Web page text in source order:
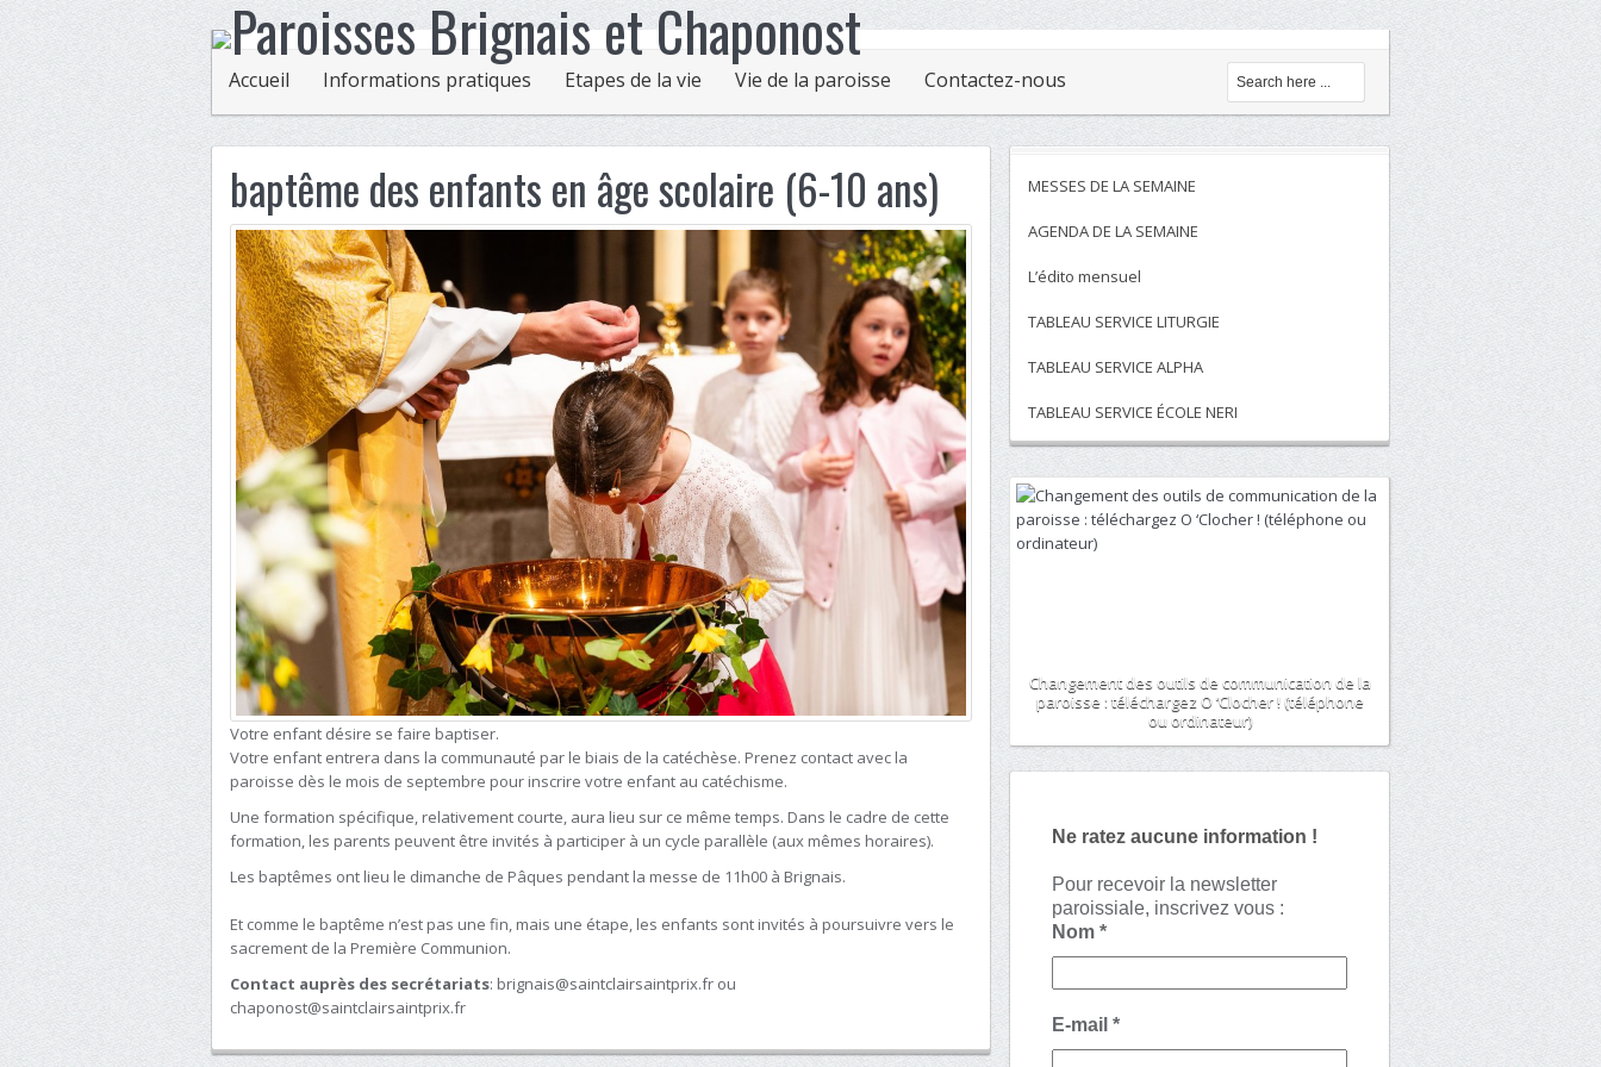
Accueil Informations pratiques Etapes de la vie Vie de la paroisse Contactez-nous
baptême des enfants en âge scolaire (6-10 ans)
Votre enfant désire se faire baptiser.
Votre enfant entrera dans la communauté par le biais de la catéchèse. Prenez contact avec la
paroisse dès le mois de septembre pour inscrire votre enfant au catéchisme.
Une formation spécifique, relativement courte, aura lieu sur ce même temps. Dans le cadre de cette
formation, les parents peuvent être invités à participer à un cycle parallèle (aux mêmes horaires).
Les baptêmes ont lieu le dimanche de Pâques pendant la messe de 11h00 à Brignais.
Et comme le baptême n’est pas une fin, mais une étape, les enfants sont invités à poursuivre vers le
sacrement de la Première Communion.
Contact auprès des secrétariats: brignais@saintclairsaintprix.fr ou
chaponost@saintclairsaintprix.fr
MESSES DE LA SEMAINE
AGENDA DE LA SEMAINE
L’édito mensuel
TABLEAU SERVICE LITURGIE
TABLEAU SERVICE ALPHA
TABLEAU SERVICE ÉCOLE NERI
Changement des outils de communication de la
paroisse : téléchargez O ‘Clocher ! (téléphone
ou ordinateur)
Ne ratez aucune information !
Pour recevoir la newsletter
paroissiale, inscrivez vous :
Nom *
E-mail *